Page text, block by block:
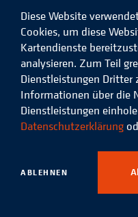
Das
NSI
Facebook
auf
© 2026
Studieninstitut
Verwaltung e.V.
Datenschutz
Diese Website
Cookies, um diese
Kartendienste
analysieren. Zum Teil
Dienstleistungen Dritter
Informationen über die
Dienstleistungen
Datenschutzerklärung
ABLEHNEN